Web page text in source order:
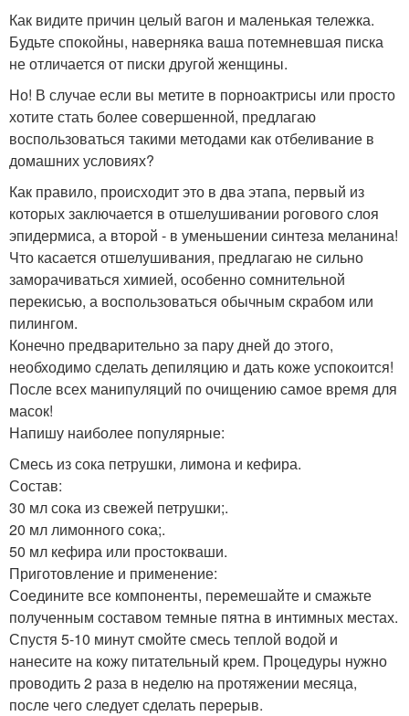
Как видите причин целый вагон и маленькая тележка.
Будьте спокойны, наверняка ваша потемневшая писка
не отличается от писки другой женщины.
Но! В случае если вы метите в порноактрисы или просто
хотите стать более совершенной, предлагаю
воспользоваться такими методами как отбеливание в
домашних условиях?
Как правило, происходит это в два этапа, первый из
которых заключается в отшелушивании рогового слоя
эпидермиса, а второй - в уменьшении синтеза меланина!
Что касается отшелушивания, предлагаю не сильно
заморачиваться химией, особенно сомнительной
перекисью, а воспользоваться обычным скрабом или
пилингом.
Конечно предварительно за пару дней до этого,
необходимо сделать депиляцию и дать коже успокоится!
После всех манипуляций по очищению самое время для
масок!
Напишу наиболее популярные:
Смесь из сока петрушки, лимона и кефира.
Состав:
30 мл сока из свежей петрушки;.
20 мл лимонного сока;.
50 мл кефира или простокваши.
Приготовление и применение:
Соедините все компоненты, перемешайте и смажьте
полученным составом темные пятна в интимных местах.
Спустя 5-10 минут смойте смесь теплой водой и
нанесите на кожу питательный крем. Процедуры нужно
проводить 2 раза в неделю на протяжении месяца,
после чего следует сделать перерыв.